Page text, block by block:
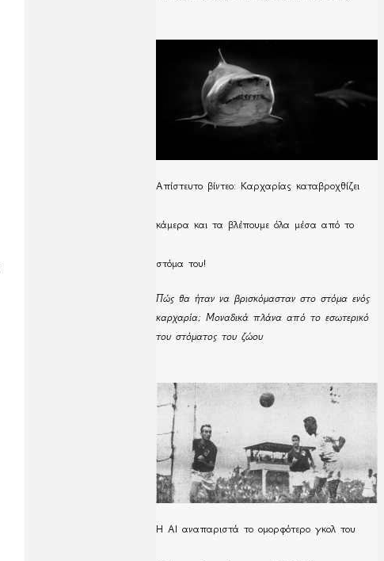
Απίστευτο βίντεο: Καρχαρίας καταβροχθίζει
κάμερα και τα βλέπουμε όλα μέσα από το
στόμα του!
Πώς θα ήταν να βρισκόμασταν στο στόμα ενός
καρχαρία; Μοναδικά πλάνα από το εσωτερικό
του στόματος του ζώου
Η ΑΙ αναπαριστά το ομορφότερο γκολ του